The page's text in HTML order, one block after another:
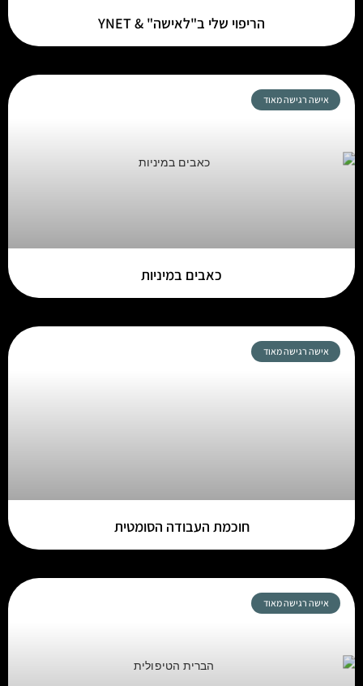
הריפוי שלי ב"לאישה" & YNET
אישה רגישה מאוד
כאבים במיניות
אישה רגישה מאוד
חוכמת העבודה הסומטית
אישה רגישה מאוד